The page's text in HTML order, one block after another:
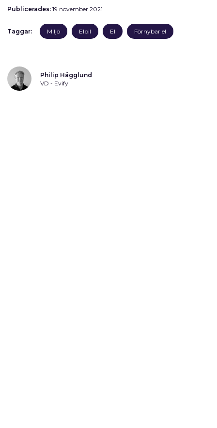
Publicerades: 19 november 2021
Taggar: Miljö Elbil El Förnybar el
Philip Hägglund
VD - Evify